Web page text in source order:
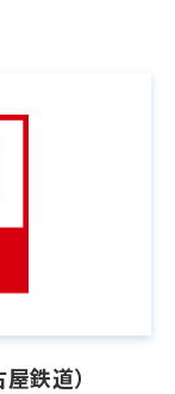
鉄道）